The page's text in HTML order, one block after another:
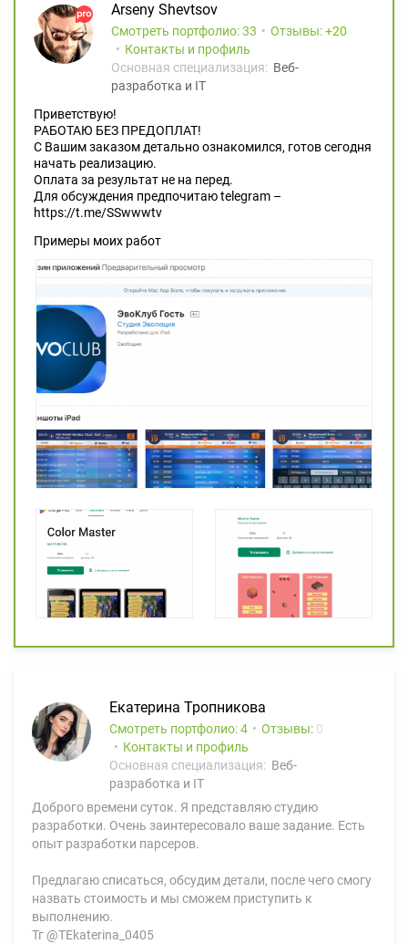
Arseny Shevtsov
Смотреть портфолио: 33 Отзывы:
20
Контакты и профиль
Основная специализация: Веб-
разработка и IT
Приветствую!
РАБОТАЮ БЕЗ ПРЕДОПЛАТ!
С Вашим заказом детально ознакомился, готов сегодня
начать реализацию.
Оплата за результат не на перед.
Для обсуждения предпочитаю telegram –
https://t.me/SSwwwtv
Примеры моих работ
Екатерина Тропникова
Смотреть портфолио: 4 Отзывы: 0
Контакты и профиль
Основная специализация: Веб-
разработка и IT
Доброго времени суток. Я представляю студию
разработки. Очень заинтересовало ваше задание. Есть
опыт разработки парсеров.
Предлагаю списаться, обсудим детали, после чего смогу
назвать стоимость и мы сможем приступить к
выполнению.
Тг @TEkaterina_0405